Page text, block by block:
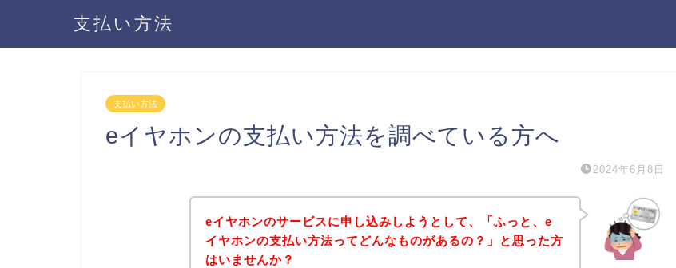
支払い方法
支払い方法
eイヤホンの支払い方法を調べている方へ
2024年6月8日
eイヤホンのサービスに申し込みしようとして、「ふっと、e
イヤホンの支払い方法ってどんなものがあるの？」と思った方
はいませんか？